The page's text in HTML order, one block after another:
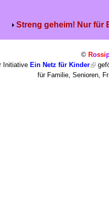
Streng geheim! Nur für
© Rossi
Initiative Ein Netz für Kinder
für Familie, Senioren,